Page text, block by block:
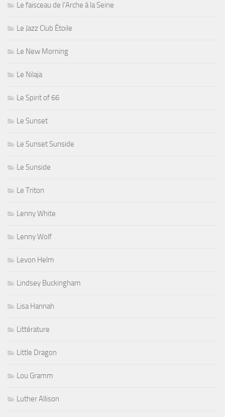
Le faisceau de l'Arche à la Seine
Le Jazz Club Étoile
Le New Morning
Le Nilaja
Le Spirit of 66
Le Sunset
Le Sunset Sunside
Le Sunside
Le Triton
Lenny White
Lenny Wolf
Levon Helm
Lindsey Buckingham
Lisa Hannah
Littérature
Little Dragon
Lou Gramm
Luther Allison